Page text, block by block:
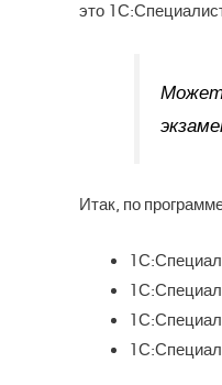
это
Может
Итак, по